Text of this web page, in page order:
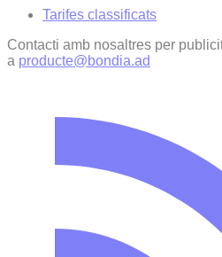
Tarifes classificats
Contacti amb nosaltres per
a producte@bondia.ad